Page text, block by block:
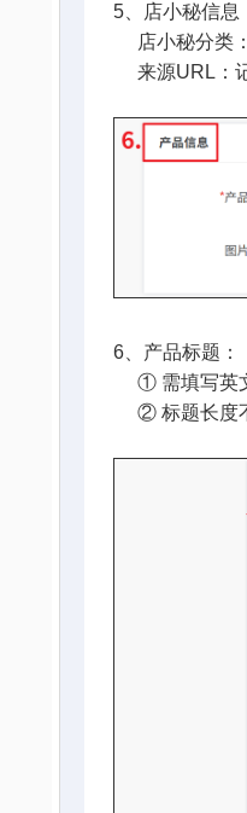
5、店小秘信
店小秘分类
来源URL：
6、产品标题：
① 需填写英文
② 标题长度